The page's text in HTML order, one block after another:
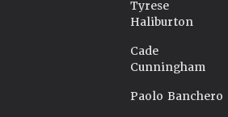
Tyrese
Haliburton
Cade
Cunningham
Paolo Banchero